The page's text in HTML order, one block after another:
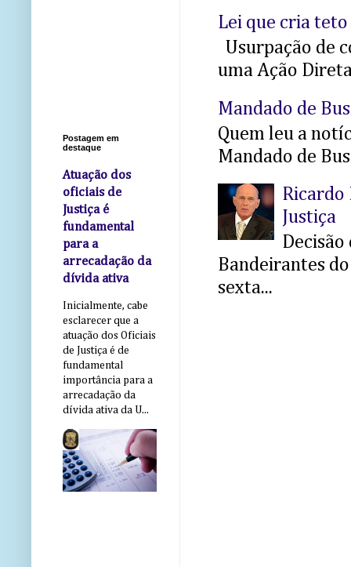
Lei que cria
Usurpação de
uma Ação
Mandado de
Quem leu a
Mandado de
Ricardo
Justiça
Decisão
Bandeirantes
sexta...
Postagem em
destaque
Atuação dos
oficiais de
Justiça é
fundamental
para a
arrecadação da
dívida ativa
Inicialmente, cabe
esclarecer que a
atuação dos Oficiais
de Justiça é de
fundamental
importância para a
arrecadação da
dívida ativa da U...